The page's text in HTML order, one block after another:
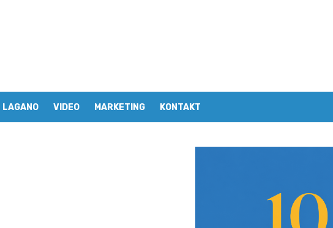
LAGANO VIDEO MARKETING KONTAKT